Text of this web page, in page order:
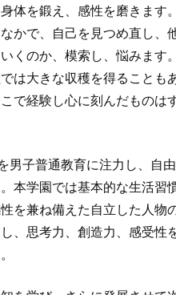
体を鍛え、感性を磨きま
かで、自己を見つめ直し
くのか、模索し、悩みま
は大きな収穫を得ること
で経験し心に刻んだもの
男子普通教育に注力し、自
本学園では基本的な生活
を兼ね備えた自立した人
、思考力、創造力、感受